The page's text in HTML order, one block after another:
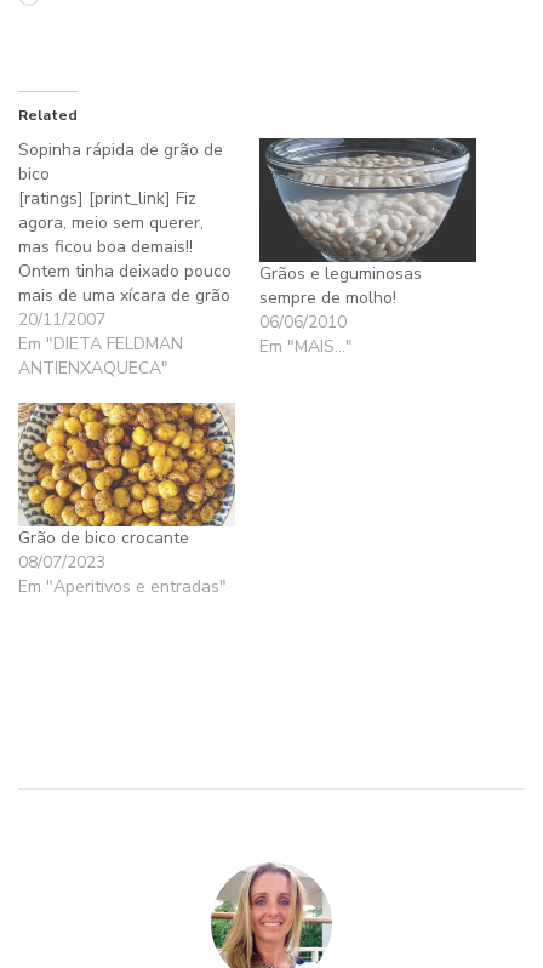
Related
Sopinha rápida de grão de
bico
[ratings] [print_link] Fiz
agora, meio sem querer,
mas ficou boa demais!!
Ontem tinha deixado pouco
mais de uma xí­cara de grão
de bico de molho, pensando
em fazer hummus hoje, mas
esqueci que estava sem
sem tahine... Sem chance!
Pois bem, não podia perder
o…
20/11/2007
Em "DIETA FELDMAN
ANTIENXAQUECA"
Grãos e leguminosas
sempre de molho!
06/06/2010
Em "MAIS..."
Grão de bico crocante
08/07/2023
Em "Aperitivos e entradas"